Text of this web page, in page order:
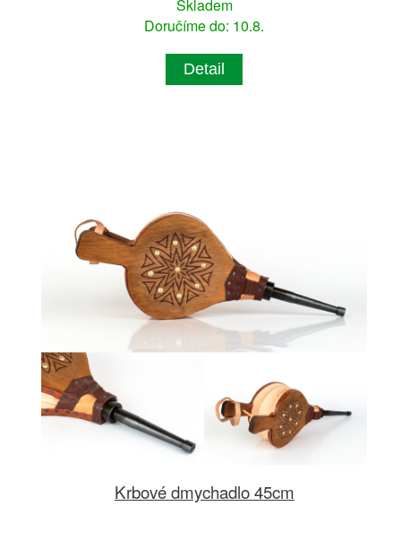
Skladem
Doručíme do: 10.8.
Detail
Krbové dmychadlo 45cm